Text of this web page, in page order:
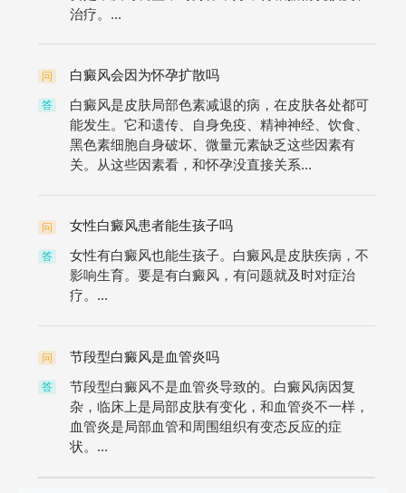
治疗。...
问 白癜风会因为怀孕扩散吗
答
白癜风是皮肤局部色素减退的病，在皮肤各处都可
能发生。它和遗传、自身免疫、精神神经、饮食、
黑色素细胞自身破坏、微量元素缺乏这些因素有
关。从这些因素看，和怀孕没直接关系...
问 女性白癜风患者能生孩子吗
答
女性有白癜风也能生孩子。白癜风是皮肤疾病，不
影响生育。要是有白癜风，有问题就及时对症治
疗。...
问 节段型白癜风是血管炎吗
答
节段型白癜风不是血管炎导致的。白癜风病因复
杂，临床上是局部皮肤有变化，和血管炎不一样，
血管炎是局部血管和周围组织有变态反应的症
状。...